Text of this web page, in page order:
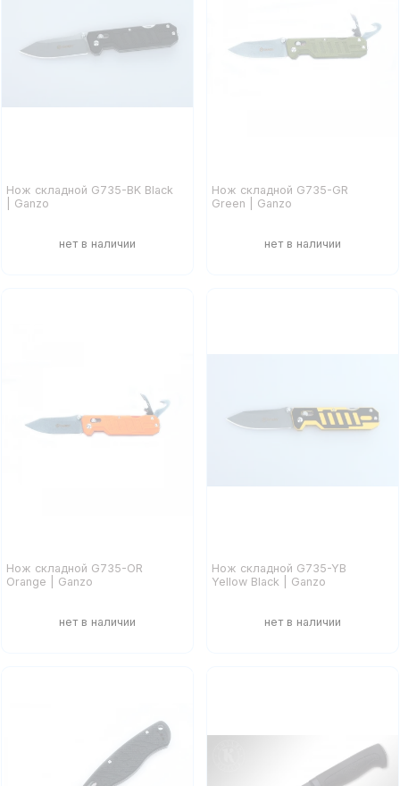
Нож складной G735-BK Black
| Ganzo
Нож складной G735-GR
Green | Ganzo
Нож складной G735-OR
Orange | Ganzo
Нож складной G735-YB
Yellow Black | Ganzo